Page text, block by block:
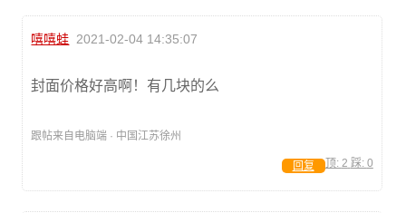
嘻嘻蛙 2021-02-04 14:35:07
封面价格好高啊！有几块的么
跟帖来自电脑端 · 中国江苏徐州
顶: 2 踩: 0
回复